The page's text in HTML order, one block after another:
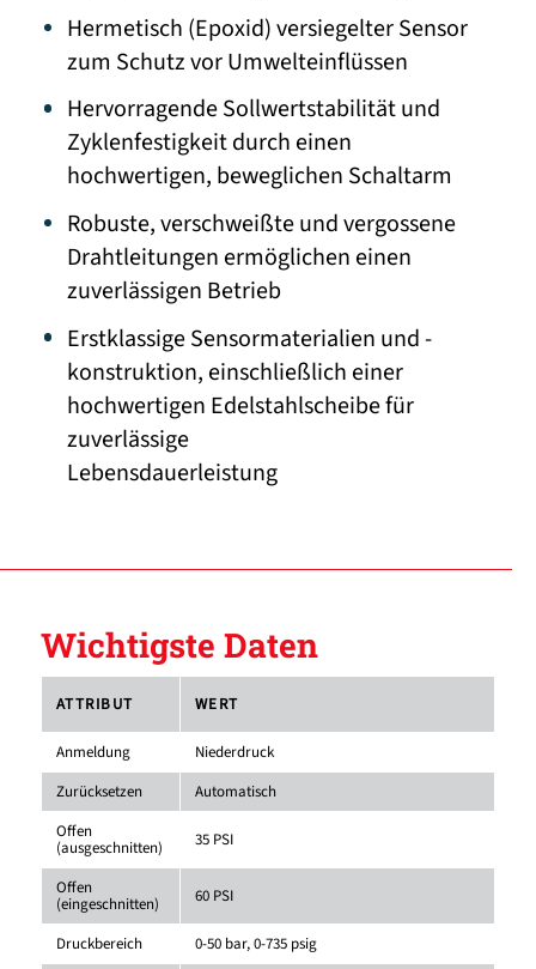
Hermetisch (Epoxid) versiegelter Sensor
zum Schutz vor Umwelteinflüssen
Hervorragende Sollwertstabilität und
Zyklenfestigkeit durch einen
hochwertigen, beweglichen Schaltarm
Robuste, verschweißte und vergossene
Drahtleitungen ermöglichen einen
zuverlässigen Betrieb
Erstklassige Sensormaterialien und -
konstruktion, einschließlich einer
hochwertigen Edelstahlscheibe für
zuverlässige
Lebensdauerleistung
Wichtigste Daten
ATTRIBUT WERT
Anmeldung
Niederdruck
Zurücksetzen
Automatisch
Offen
(ausgeschnitten) 35 PSI
Offen
(eingeschnitten) 60 PSI
Druckbereich 0-50 bar, 0-735 psig